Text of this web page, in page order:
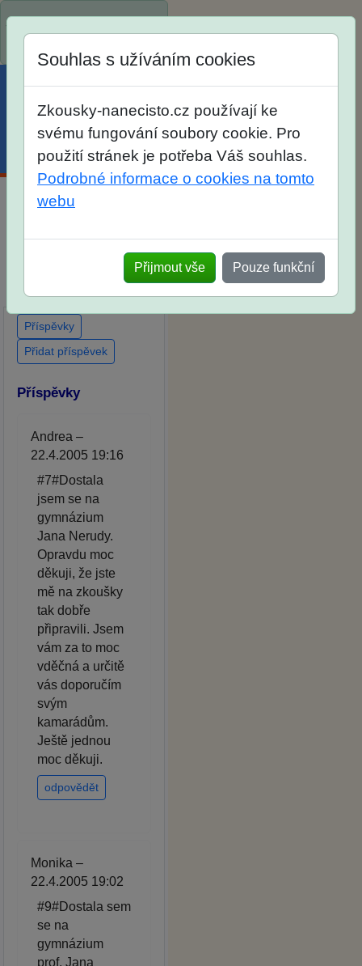
Spustili jsme přihlašování
na školní rok 2026/2027!
Účet Košík
u zkoušek na SŠ? Vaše
ohlasy po skutečných
přijímacích zkouškách
Souhlas s užíváním cookies
Zkousky-nanecisto.cz používají ke
svému fungování soubory cookie. Pro
použití stránek je potřeba Váš souhlas.
Podrobné informace o cookies na tomto
webu
Přijmout vše Pouze funkční
Příspěvky
Přidat příspěvek
Příspěvky
Andrea –
22.4.2005 19:16
#7#Dostala
jsem se na
gymnázium
Jana Nerudy.
Opravdu moc
děkuji, že jste
mě na zkoušky
tak dobře
připravili. Jsem
vám za to moc
vděčná a určitě
vás doporučím
svým
kamarádům.
Ještě jednou
moc děkuji.
odpovědět
Monika –
22.4.2005 19:02
#9#Dostala sem
se na
gymnázium
prof. Jana